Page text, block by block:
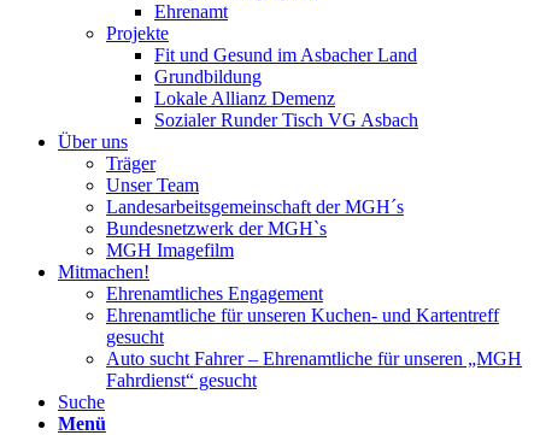
Ehrenamt
Projekte
Fit und Gesund im Asbacher Land
Grundbildung
Lokale Allianz Demenz
Sozialer Runder Tisch VG Asbach
Über uns
Träger
Unser Team
Landesarbeitsgemeinschaft der MGH´s
Bundesnetzwerk der MGH`s
MGH Imagefilm
Mitmachen!
Ehrenamtliches Engagement
Ehrenamtliche für unseren Kuchen- und Kartentreff
gesucht
Auto sucht Fahrer – Ehrenamtliche für unseren „MGH
Fahrdienst“ gesucht
Suche
Menü